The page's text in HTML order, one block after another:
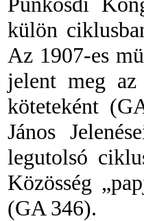
külön
Az 1907-es
jelent meg az
köteteként
János
legutolsó
Közösség
(GA 346).